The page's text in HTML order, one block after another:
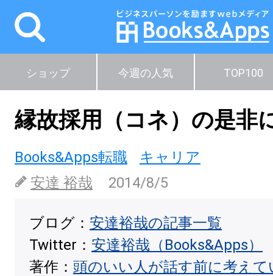
ショップ 今週の人気 TOP100
縁故採用（コネ）の是非
Books&Apps転職
キャリア
安達 裕哉
2014/8/5
ブログ： 安達裕哉の記事一覧
Twitter： 安達裕哉（Books&Apps）
著作： 頭のいい人が話す前に考え